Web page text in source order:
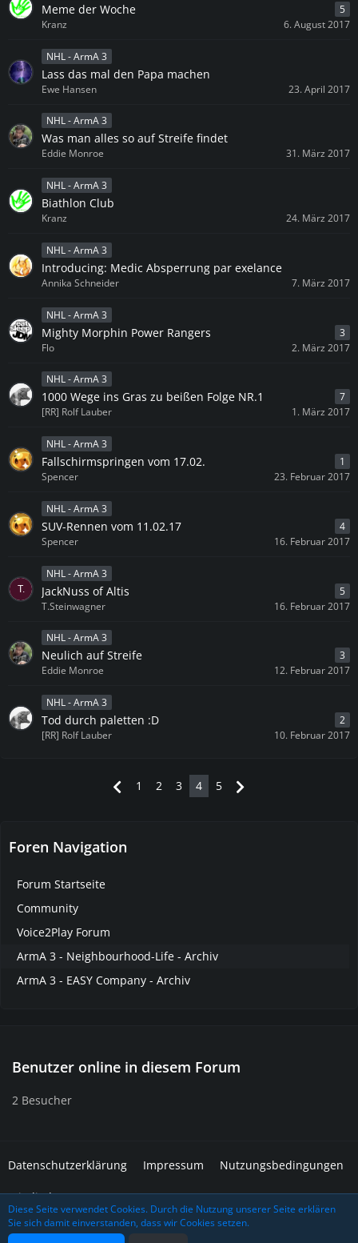
Meme der Woche
5
Kranz
6. August 2017
NHL - ArmA 3
Lass das mal den Papa machen
Ewe Hansen 23. April 2017
NHL - ArmA 3
Was man alles so auf Streife findet
Eddie Monroe 31. März 2017
NHL - ArmA 3
Biathlon Club
Kranz 24. März 2017
NHL - ArmA 3
Introducing: Medic Absperrung par exelance
Annika Schneider 7. März 2017
NHL - ArmA 3
Mighty Morphin Power Rangers
3
Flo
2. März 2017
NHL - ArmA 3
1000 Wege ins Gras zu beißen Folge NR.1
7
[RR] Rolf Lauber
1. März 2017
NHL - ArmA 3
Fallschirmspringen vom 17.02.
1
Spencer
23. Februar 2017
NHL - ArmA 3
SUV-Rennen vom 11.02.17
4
Spencer
16. Februar 2017
NHL - ArmA 3
JackNuss of Altis
5
T.Steinwagner
16. Februar 2017
NHL - ArmA 3
Neulich auf Streife
3
Eddie Monroe
12. Februar 2017
NHL - ArmA 3
Tod durch paletten :D
2
[RR] Rolf Lauber
10. Februar 2017
1 2 3 4 5
Foren Navigation
Forum Startseite
Community
Voice2Play Forum
ArmA 3 - Neighbourhood-Life - Archiv
ArmA 3 - EASY Company - Archiv
Benutzer online in diesem Forum
2 Besucher
Datenschutzerklärung Impressum Nutzungsbedingungen
Mitglieder
Diese Seite verwendet Cookies. Durch die Nutzung unserer Seite erklären
Sie sich damit einverstanden, dass wir Cookies setzen.